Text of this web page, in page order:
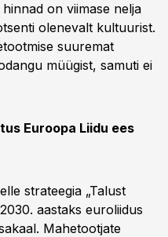
on viimase nelja
olenevalt kultuurist.
suuremat
müügist, samuti ei
Euroopa Liidu ees
strateegia „Talust
aastaks euroliidus
Mahetootjate